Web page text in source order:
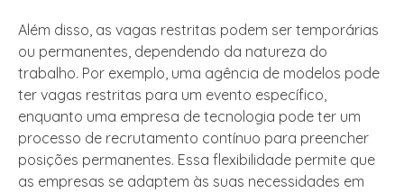
Além disso, as vagas restritas podem ser temporárias
ou permanentes, dependendo da natureza do
trabalho. Por exemplo, uma agência de modelos pode
ter vagas restritas para um evento específico,
enquanto uma empresa de tecnologia pode ter um
processo de recrutamento contínuo para preencher
posições permanentes. Essa flexibilidade permite que
as empresas se adaptem às suas necessidades em